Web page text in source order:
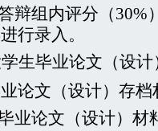
辩组内评分（30%
行录入。
生毕业论文（设
论文（设计）存档
业论文（设计）材